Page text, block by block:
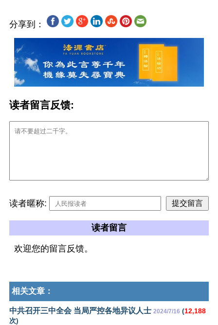
分享到：
读者留言反馈:
读者暱称:
读者留言
欢迎您的留言反馈。
相关文章：
中共召开三中全会 当局严控各地异议人士 2024/7/16 (12,188
次)